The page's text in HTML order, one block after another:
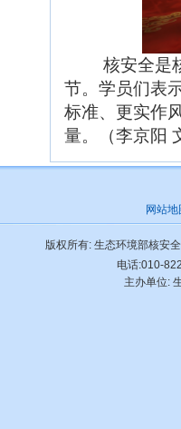
核安全是
节。学员们表
标准、更实作
量。（李京阳
网站地
版权所有: 生态环境部核安
电话:010-
主办单位: